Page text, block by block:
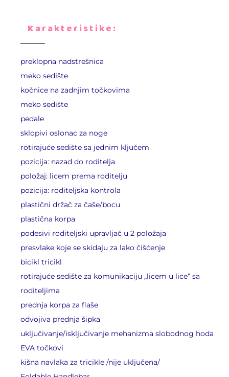
Karakteristike:
preklopna nadstrešnica
meko sedište
kočnice na zadnjim točkovima
meko sedište
pedale
sklopivi oslonac za noge
rotirajuće sedište sa jednim ključem
pozicija: nazad do roditelja
položaj: licem prema roditelju
pozicija: roditeljska kontrola
plastični držač za čaše/bocu
plastična korpa
podesivi roditeljski upravljač u 2 položaja
presvlake koje se skidaju za lako čišćenje
bicikl tricikl
rotirajuće sedište za komunikaciju „licem u lice“ sa
roditeljima
prednja korpa za flaše
odvojiva prednja šipka
uključivanje/isključivanje mehanizma slobodnog hoda
EVA točkovi
kišna navlaka za tricikle /nije uključena/